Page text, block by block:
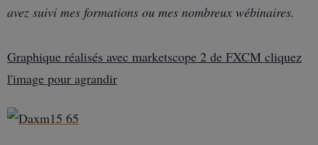
avez suivi mes formations ou mes nombreux wébinaires.
Graphique réalisés avec marketscope 2 de FXCM cliquez
l'image pour agrandir